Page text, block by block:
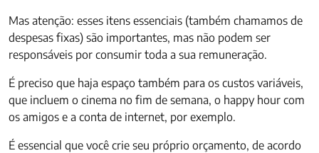
Mas atenção: esses itens essenciais (também chamamos de
despesas fixas) são importantes, mas não podem ser
responsáveis por consumir toda a sua remuneração.
É preciso que haja espaço também para os custos variáveis,
que incluem o cinema no fim de semana, o happy hour com
os amigos e a conta de internet, por exemplo.
É essencial que você crie seu próprio orçamento, de acordo